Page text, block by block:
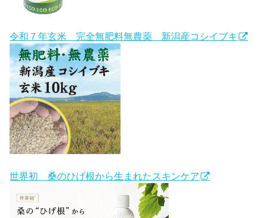
令和７年玄米 完全無肥料無農薬 新潟産コシイブキ
世界初 桑のひげ根から生まれたスキンケア